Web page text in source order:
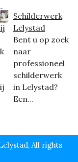
Schilderwerk
Lelystad
Bent u op zoek
naar
professioneel
schilderwerk
in Lelystad?
Een...
All rights